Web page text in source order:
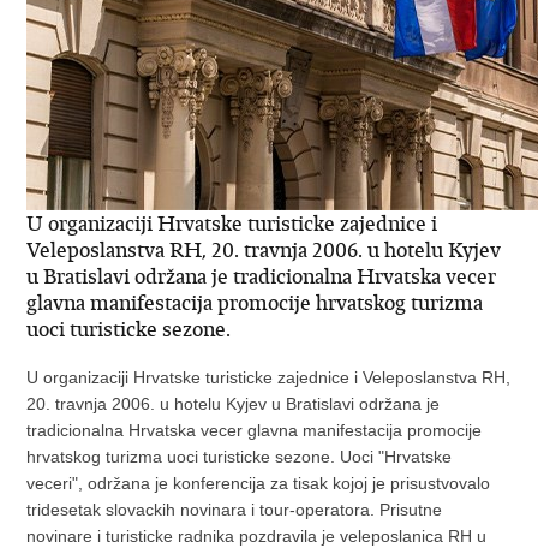
U organizaciji Hrvatske turisticke zajednice i
Veleposlanstva RH, 20. travnja 2006. u hotelu Kyjev
u Bratislavi održana je tradicionalna Hrvatska vecer
glavna manifestacija promocije hrvatskog turizma
uoci turisticke sezone.
U organizaciji Hrvatske turisticke zajednice i Veleposlanstva RH,
20. travnja 2006. u hotelu Kyjev u Bratislavi održana je
tradicionalna Hrvatska vecer glavna manifestacija promocije
hrvatskog turizma uoci turisticke sezone. Uoci "Hrvatske
veceri", održana je konferencija za tisak kojoj je prisustvovalo
tridesetak slovackih novinara i tour-operatora. Prisutne
novinare i turisticke radnika pozdravila je veleposlanica RH u